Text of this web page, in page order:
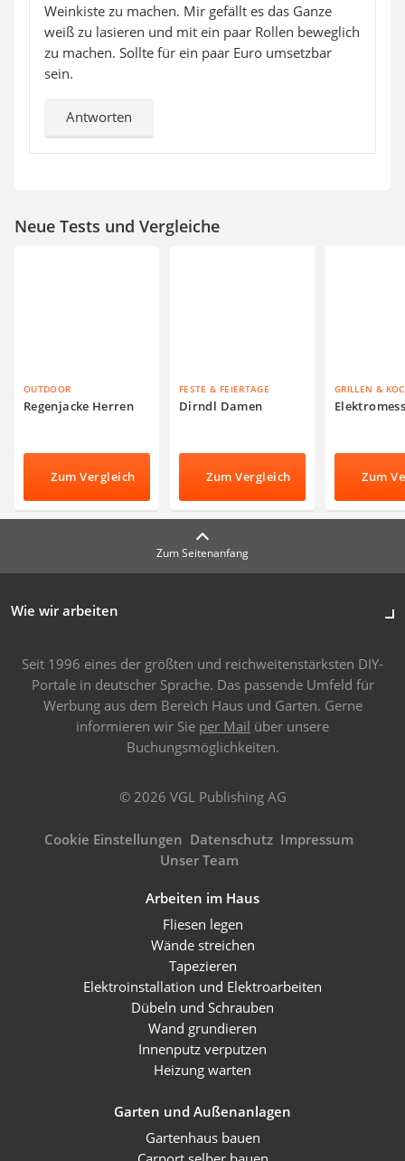
Weinkiste zu machen. Mir gefällt es das Ganze
weiß zu lasieren und mit ein paar Rollen beweglich
zu machen. Sollte für ein paar Euro umsetzbar
sein.
Antworten
Neue Tests und Vergleiche
OUTDOOR
Regenjacke Herren
Zum Vergleich
FESTE & FEIERTAGE
Dirndl Damen
Zum Vergleich
GRILLEN &
Zum
Zum Seitenanfang
Wie wir arbeiten
Seit 1996 eines der größten und reichweitenstärksten DIY-
Portale in deutscher Sprache. Das passende Umfeld für
Werbung aus dem Bereich Haus und Garten. Gerne
informieren wir Sie per Mail über unsere
Buchungsmöglichkeiten.
© 2026 VGL Publishing AG
Cookie Einstellungen Datenschutz Impressum
Unser Team
Arbeiten im Haus
Fliesen legen
Wände streichen
Tapezieren
Elektroinstallation und Elektroarbeiten
Dübeln und Schrauben
Wand grundieren
Innenputz verputzen
Heizung warten
Garten und Außenanlagen
Gartenhaus bauen